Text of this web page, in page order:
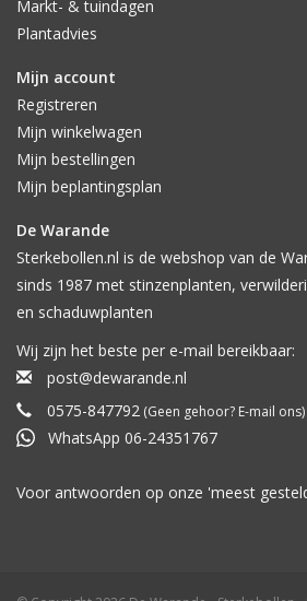
Markt- & tuindagen
Plantadvies
Mijn account
Registreren
Mijn winkelwagen
Mijn bestellingen
Mijn beplantingsplan
De Warande
Sterkebollen.nl is de webshop van de
sinds 1987 met stinzenplanten,
en schaduwplanten
Wij zijn het beste per e-mail bereikbaar:
post@dewarande.nl
0575-847792 (Geen gehoor? E-mail ons)
WhatsApp 06-24351767
Voor antwoorden op onze 'meest